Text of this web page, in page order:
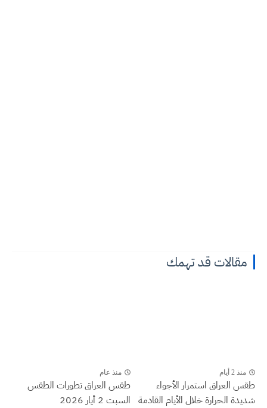
مقالات قد تهمك
منذ 2 أيام
طقس العراق ‏استمرار الأجواء
شديدة الحرارة خلال الأيام القادمة
منذ عام
طقس العراق تطورات الطقس
السبت 2 أيار 2026